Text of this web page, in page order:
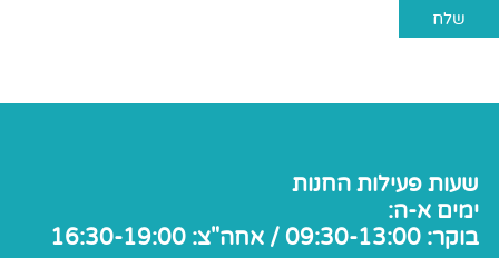
שעות פעילות החנות
ימים א-ה:
בוקר: 09:30-13:00 / אחה"צ: 16:30-19:00